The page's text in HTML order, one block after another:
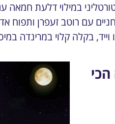
במילוי דלעת חמאה
עם רוטב זעפרן ותפוח
בקלה קלוי במרינדה